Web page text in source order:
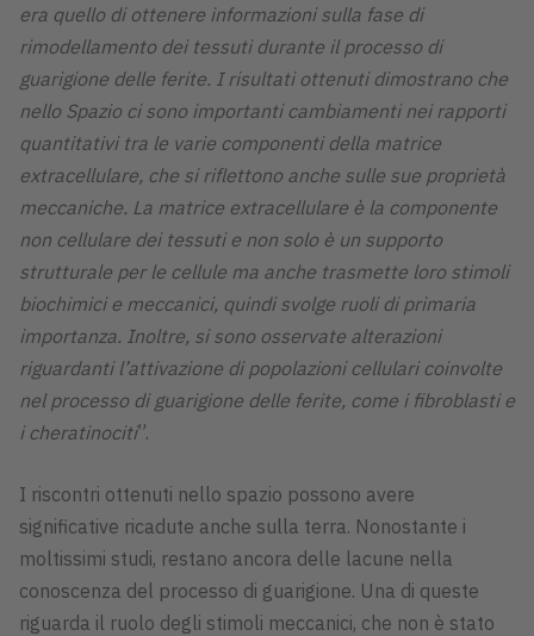
era quello di ottenere informazioni sulla fase di
rimodellamento dei tessuti durante il processo di
guarigione delle ferite. I risultati ottenuti dimostrano che
nello Spazio ci sono importanti cambiamenti nei rapporti
quantitativi tra le varie componenti della matrice
extracellulare, che si riflettono anche sulle sue proprietà
meccaniche. La matrice extracellulare è la componente
non cellulare dei tessuti e non solo è un supporto
strutturale per le cellule ma anche trasmette loro stimoli
biochimici e meccanici, quindi svolge ruoli di primaria
importanza. Inoltre, si sono osservate alterazioni
riguardanti l’attivazione di popolazioni cellulari coinvolte
nel processo di guarigione delle ferite, come i fibroblasti e
i cheratinociti”.
I riscontri ottenuti nello spazio possono avere
significative ricadute anche sulla terra. Nonostante i
moltissimi studi, restano ancora delle lacune nella
conoscenza del processo di guarigione. Una di queste
riguarda il ruolo degli stimoli meccanici, che non è stato